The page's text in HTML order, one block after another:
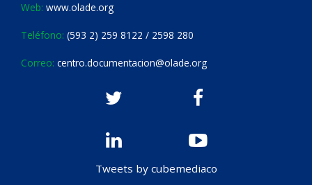
Web: www.olade.org
Teléfono: (593 2) 259 8122 / 2598 280
Correo: centro.documentacion@olade.org
Tweets by cubemediaco